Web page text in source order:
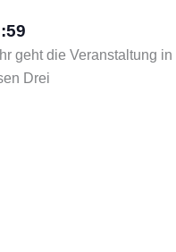
geht die Veranstaltung
Drei